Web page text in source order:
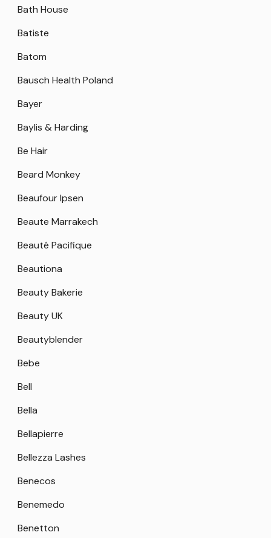
Bath House
Batiste
Batom
Bausch Health Poland
Bayer
Baylis & Harding
Be Hair
Beard Monkey
Beaufour Ipsen
Beaute Marrakech
Beauté Pacifique
Beautiona
Beauty Bakerie
Beauty UK
Beautyblender
Bebe
Bell
Bella
Bellapierre
Bellezza Lashes
Benecos
Benemedo
Benetton